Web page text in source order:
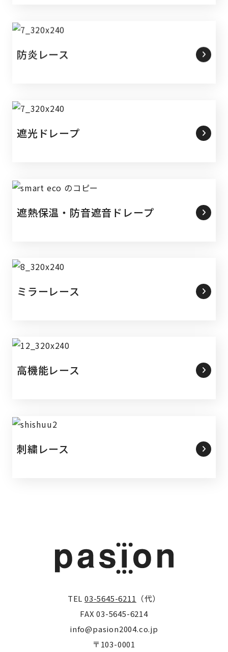
防炎レース
遮光ドレープ
遮熱保温・防音遮音ドレープ
ミラーレース
高機能レース
刺繍レース
TEL03-5645-6211 （代）
FAX 03-5645-6214
info@pasion2004.co.jp
〒103-0001